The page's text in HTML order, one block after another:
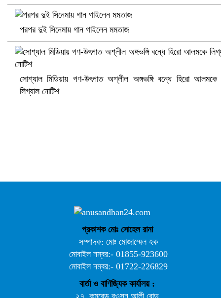
আ.লীগ ও জাপার ৯ নেতা কারাগারে
পরপর দুই সিনেমায় গান গাইলেন মমতাজ
সোশ্যাল মিডিয়ায় গণ-উৎপাত অশ্লীল অঙ্গভঙ্গি বন্ধে হিরো আলমকে
লিগ্যাল নোটিশ
প্রকাশক মোঃ সোহেল রানা
সম্পাদক: মোঃ মোজাম্মেল হক
মোবাইল নম্বর:- 01855-923600
মোবাইল নম্বর:- 01722-226829
বার্তা ও বাণিজ্যিক কার্যালয় :
২৭, কমরেড রওসন আলী রোড,